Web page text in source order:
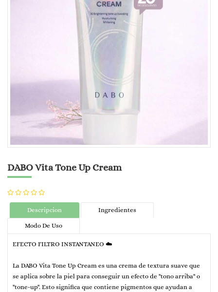
DABO Vita Tone Up Cream
Descripcion Ingredientes
Modo De Uso
EFECTO FILTRO INSTANTANEO ☁️
La DABO Vita Tone Up Cream es una crema de textura suave que
se aplica sobre la piel para conseguir un efecto de "tono arriba" o
"tone-up". Esto significa que contiene pigmentos que ayudan a